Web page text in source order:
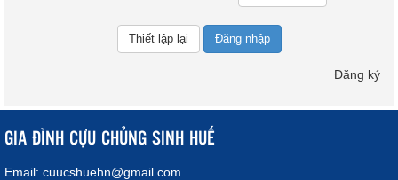
Đăng nhập
Đăng ký
GIA ĐÌNH CỰU CHỦNG SINH HUẾ
Email: cuucshuehn@gmail.com